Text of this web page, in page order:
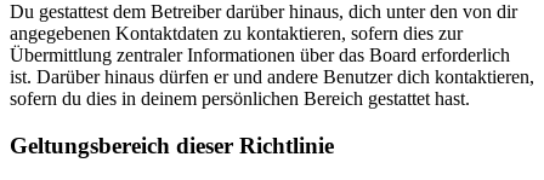
Du gestattest dem Betreiber darüber hinaus, dich unter den von dir
angegebenen Kontaktdaten zu kontaktieren, sofern dies zur
Übermittlung zentraler Informationen über das Board erforderlich
ist. Darüber hinaus dürfen er und andere Benutzer dich kontaktieren,
sofern du dies in deinem persönlichen Bereich gestattet hast.
Geltungsbereich dieser Richtlinie